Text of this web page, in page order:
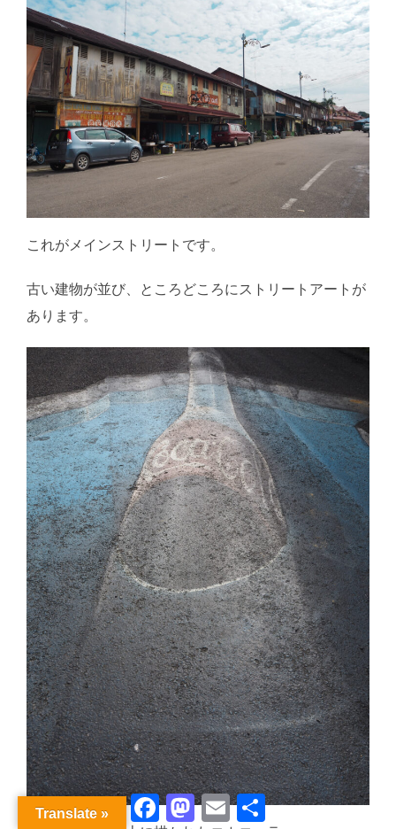
これがメインストリートです。
古い建物が並び、ところどころにストリートアートが
あります。
FacebookMastodon
Email共
Translate »